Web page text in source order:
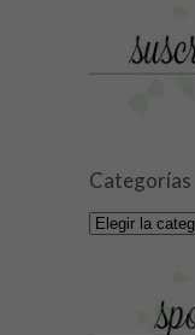
Categorías
Categorías